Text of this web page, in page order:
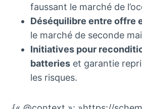
faussant le marché de
Déséquilibre entre offre
le marché de seconde
Initiatives pour
batteries et garantie
les risques.